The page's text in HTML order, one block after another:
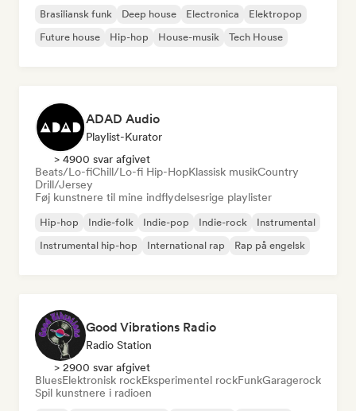
Brasiliansk funk Deep house Electronica
Elektropop
Future house
Hip-hop House-musik Tech House
ADAD Audio
Playlist-Kurator
> 4900 svar afgivet
Beats/Lo-fiChill/Lo-fi Hip-HopKlassisk musikCountry
Drill/Jersey
Føj kunstnere til mine indflydelsesrige playlister
Hip-hop Indie-folk Indie-pop Indie-rock
Instrumental
Instrumental hip-hop
International rap Rap på engelsk
Good Vibrations Radio
Radio Station
> 2900 svar afgivet
BluesElektronisk rockEksperimentel rockFunkGaragerock
Spil kunstnere i radioen